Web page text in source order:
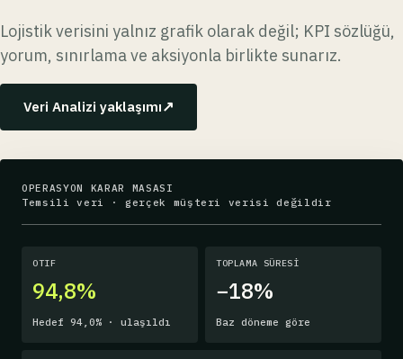
Lojistik verisini yalnız grafik olarak değil; KPI sözlüğü,
yorum, sınırlama ve aksiyonla birlikte sunarız.
Veri Analizi yaklaşımı↗
OPERASYON KARAR MASASI
Temsili veri · gerçek müşteri verisi değildir
OTIF
94,8%
Hedef 94,0% · ulaşıldı
TOPLAMA SÜRESİ
−18%
Baz döneme göre